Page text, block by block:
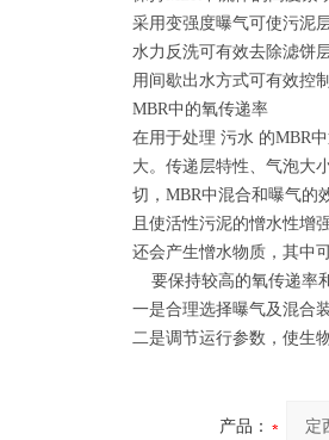
采用变强度曝气可使污泥
水力反洗可有效去除滤饼
用间歇出水方式可有效控
MBR中的氧传递率
在用于处理 污水 的MBR
大。传递层特性、气泡大
切，MBR中混合和曝气的
且使活性污泥的憎水性增
还会产生憎水物质，其中
要保持较高的氧传递率
一是合理选择曝气及混合
二是调节运行参数，使生
产品：